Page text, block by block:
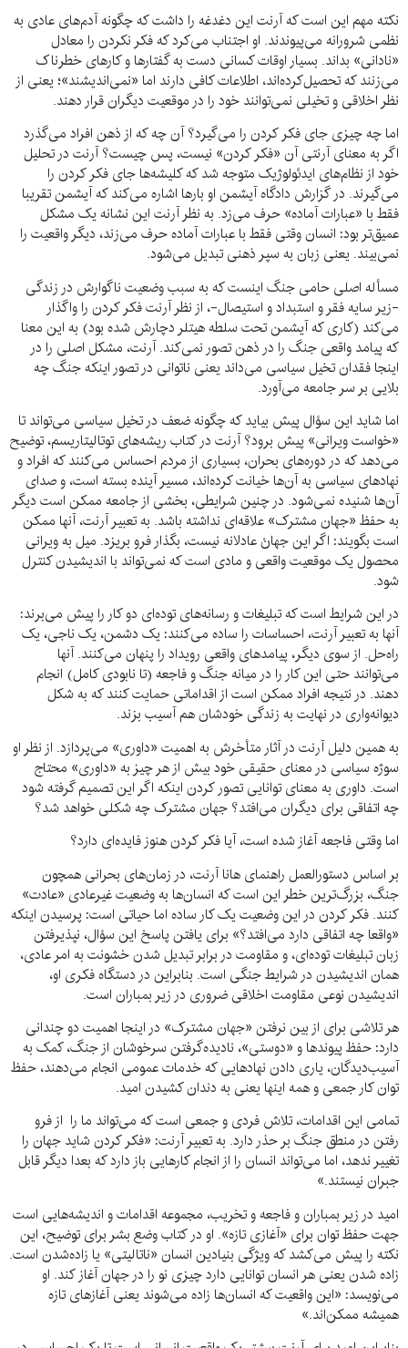
نکته مهم این است که آرنت این دغدغه را داشت که چگونه آدم‌های عادی به
نظمی شرورانه می‌پیوندند. او اجتناب می‌کرد که فکر نکردن را معادل
«نادانی» بداند. بسیار اوقات کسانی دست به گفتارها و کارهای خطرناک
می‌زنند که تحصیل‌کرده‌اند، اطلاعات کافی دارند اما «نمی‌اندیشند»؛ یعنی از
نظر اخلاقی و تخیلی نمی‌توانند خود را در موقعیت دیگران قرار ‌دهند.
اما چه چیزی جای فکر کردن را می‌گیرد؟ آن چه که از ذهن افراد می‌گذرد
اگر به معنای آرنتی آن «فکر کردن» نیست، پس چیست؟ آرنت در تحلیل
خود از نظام‌های ایدئولوژیک متوجه شد که کلیشه‌ها جای فکر کردن را
می‌گیرند. در گزارش دادگاه آیشمن او بارها اشاره می‌کند که آیشمن تقریبا
فقط با «عبارات آماده» حرف می‌زد. به نظر آرنت این نشانه یک مشکل
عمیق‌تر بود: انسان وقتی فقط با عبارات آماده حرف می‌زند، دیگر واقعیت را
نمی‌بیند. یعنی زبان به سپر ذهنی تبدیل می‌شود.
مسأله اصلی حامی جنگ اینست که به سبب وضعیت ناگوارش در زندگی
-زیر سایه فقر و استبداد و استیصال-، از نظر آرنت فکر کردن را واگذار
می‌کند (کاری که آیشمن تحت سلطه هیتلر دچارش شده بود) به این معنا
که پیامد واقعی جنگ را در ذهن تصور نمی‌کند. آرنت، مشکل اصلی را در
اینجا فقدان تخیل سیاسی می‌داند یعنی ناتوانی در تصور اینکه جنگ چه
بلایی بر سر جامعه می‌آورد.
اما شاید این سؤال پیش بیاید که چگونه ضعف در تخیل سیاسی می‌تواند تا
«خواست ویرانی» پیش برود؟ آرنت در کتاب ریشه‌های توتالیتاریسم، توضیح
می‌دهد که در دوره‌های بحران، بسیاری از مردم احساس می‌کنند که افراد و
نهادهای سیاسی به آن‌ها خیانت کرده‌اند، مسیر آینده بسته است، و صدای
آن‌ها شنیده نمی‌شود. در چنین شرایطی، بخشی از جامعه ممکن است دیگر
به حفظ «جهان مشترک» علاقه‌ای نداشته باشد. به تعبیر آرنت، آنها ممکن
است بگویند: اگر این جهانْ عادلانه نیست، بگذار فرو بریزد. میل به ویرانی
محصول یک موقعیت واقعی و مادی است که نمی‌تواند با اندیشیدن کنترل
شود.
در این شرایط است که تبلیغات و رسانه‌های توده‌ای دو کار را پیش می‌برند:
آنها به تعبیر آرنت، احساسات را ساده می‌کنند: یک دشمن، یک ناجی، یک
راه‌حل. از سوی دیگر، پیامدهای واقعی رویداد را پنهان می‌کنند. آنها
می‌توانند حتی این کار را در میانه جنگ و فاجعه (تا نابودی کامل) انجام
دهند. در نتیجه افراد ممکن است از اقداماتی حمایت کنند که به شکل
دیوانه‌واری در نهایت به زندگی خودشان هم آسیب بزند.
به همین دلیل آرنت در آثار متأخرش به اهمیت «داوری» می‌پردازد. از نظر او
سوژه سیاسی در معنای حقیقی خود بیش از هر چیز به «داوری» محتاج
است. داوری به معنای توانایی تصور کردن اینکه اگر این تصمیم گرفته شود
چه اتفاقی برای دیگران می‌افتد؟ جهان مشترک چه شکلی خواهد شد؟
اما وقتی فاجعه آغاز شده است، آیا فکر کردن هنوز فایده‌ای دارد؟
بر اساس دستورالعمل راهنمای هانا آرنت، در زمان‌های بحرانی همچون
جنگ، بزرگ‌ترین خطر این است که انسان‌ها به وضعیت غیرعادی «عادت»
کنند. فکر کردن در این وضعیت یک کار ساده اما حیاتی است: پرسیدن اینکه
«واقعا چه اتفاقی دارد می‌افتد؟» برای یافتن پاسخ این سؤال، نپذیرفتن
زبان تبلیغات توده‌ای، و مقاومت در برابر تبدیل شدن خشونت به امر عادی،
همان اندیشیدن در شرایط جنگی است. بنابراین در دستگاه فکری او،
اندیشیدن نوعی مقاومت اخلاقی ضروری در زیر بمباران است.
هر تلاشی برای از بین نرفتن «جهان مشترک» در اینجا اهمیت دو چندانی
دارد: حفظ پیوندها و «دوستی»، نادیده‌گرفتن سرخوشان از جنگ، کمک به
آسیب‌دیدگان، یاری دادن نهادهایی که خدمات عمومی انجام می‌دهند، حفظ
توان کار جمعی و همه اینها یعنی به دندان کشیدن امید.
تمامی این اقدامات، تلاش فردی و جمعی است که می‌تواند ما را از فرو
رفتن در منطق جنگ بر حذر دارد. به تعبیر آرنت: «فکر کردن شاید جهان را
تغییر ندهد، اما می‌تواند انسان را از انجام کارهایی باز دارد که بعدا دیگر قابل
جبران نیستند.»
امید در زیر بمباران و فاجعه و تخریب، مجموعه اقدامات و اندیشه‌هایی است
جهت حفظ توان برای «آغازی تازه». او در کتاب وضع بشر برای توضیح، این
نکته را پیش می‌کشد که ویژگی بنیادین انسان «ناتالیتی» یا زاده‌شدن است.
زاده شدن یعنی هر انسان توانایی دارد چیزی نو را در جهان آغاز کند. او
می‌نویسد: «این واقعیت که انسان‌ها زاده می‌شوند یعنی آغازهای تازه
همیشه ممکن‌اند.»